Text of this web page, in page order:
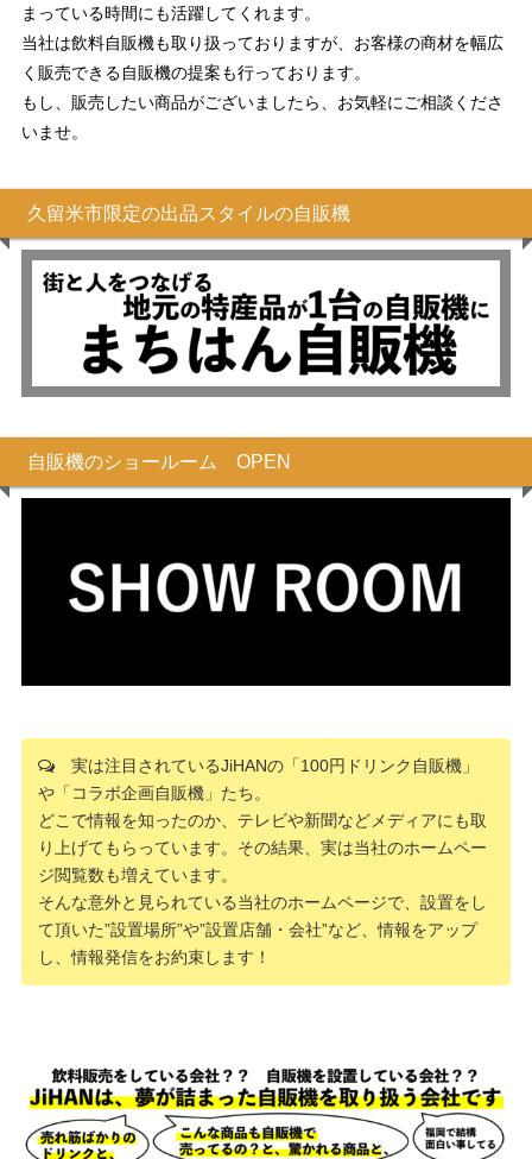
まっている時間にも活躍してくれます。
当社は飲料自販機も取り扱っておりますが、お客様の商材を幅広
く販売できる自販機の提案も行っております。
もし、販売したい商品がございましたら、お気軽にご相談くださ
いませ。
久留米市限定の出品スタイルの自販機
自販機のショールーム OPEN
実は注目されているJiHANの「100円ドリンク自販機」
や「コラボ企画自販機」たち。
どこで情報を知ったのか、テレビや新聞などメディアにも取
り上げてもらっています。その結果、実は当社のホームペー
ジ閲覧数も増えています。
そんな意外と見られている当社のホームページで、設置をし
て頂いた”設置場所”や”設置店舗・会社”など、情報をアップ
し、情報発信をお約束します！